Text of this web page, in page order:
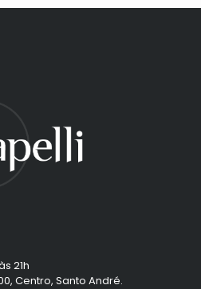
21h
Centro, Santo André.